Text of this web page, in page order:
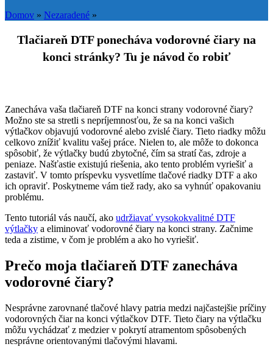
Domov » Nezaradené »
Tlačiareň DTF ponecháva vodorovné čiary na
konci stránky? Tu je návod čo robiť
Zanecháva vaša tlačiareň DTF na konci strany vodorovné čiary?
Možno ste sa stretli s nepríjemnosťou, že sa na konci vašich
výtlačkov objavujú vodorovné alebo zvislé čiary. Tieto riadky môžu
celkovo znížiť kvalitu vašej práce. Nielen to, ale môže to dokonca
spôsobiť, že výtlačky budú zbytočné, čím sa stratí čas, zdroje a
peniaze. Našťastie existujú riešenia, ako tento problém vyriešiť a
zastaviť. V tomto príspevku vysvetlíme tlačové riadky DTF a ako
ich opraviť. Poskytneme vám tiež rady, ako sa vyhnúť opakovaniu
problému.
Tento tutoriál vás naučí, ako udržiavať vysokokvalitné DTF
výtlačky a eliminovať vodorovné čiary na konci strany. Začnime
teda a zistime, v čom je problém a ako ho vyriešiť.
Prečo moja tlačiareň DTF zanecháva
vodorovné čiary?
Nesprávne zarovnané tlačové hlavy patria medzi najčastejšie príčiny
vodorovných čiar na konci výtlačkov DTF. Tieto čiary na výtlačku
môžu vychádzať z medzier v pokrytí atramentom spôsobených
nesprávne orientovanými tlačovými hlavami.